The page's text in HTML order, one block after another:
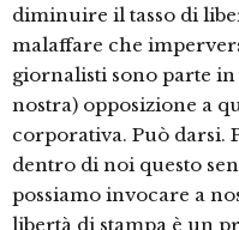
diminuire il tasso di
malaffare che
giornalisti sono parte
nostra) opposizione a
corporativa. Può darsi.
dentro di noi questo
possiamo invocare a
libertà di stampa è un